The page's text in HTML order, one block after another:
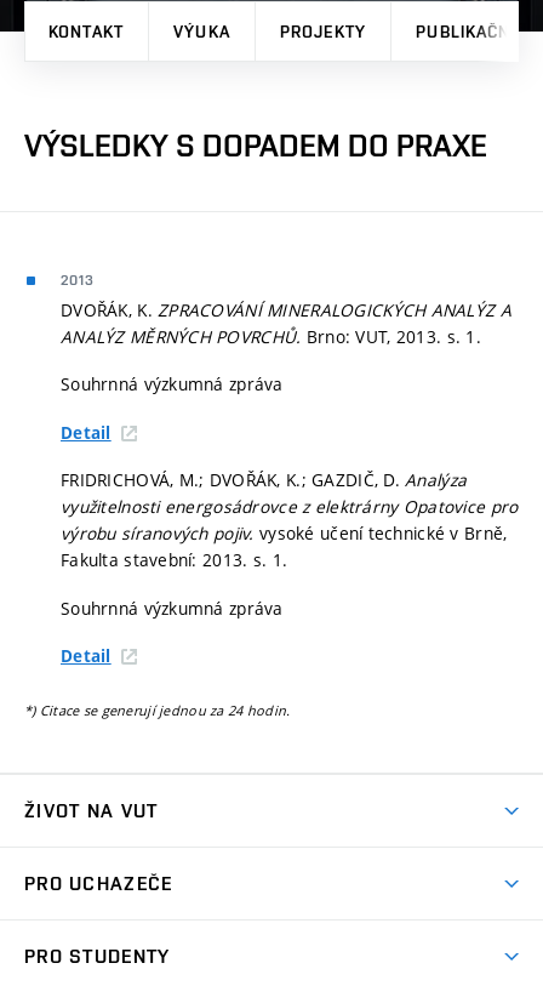
KONTAKT VÝUKA PROJEKTY PUBLIKAČNÍ
VÝSLEDKY S DOPADEM DO PRAXE
2013
DVOŘÁK, K.ZPRACOVÁNÍ MINERALOGICKÝCH ANALÝZ A
ANALÝZ MĚRNÝCH POVRCHŮ. Brno: VUT, 2013. s. 1.
Souhrnná výzkumná zpráva
Detail
FRIDRICHOVÁ, M.; DVOŘÁK, K.; GAZDIČ, D.Analýza
využitelnosti energosádrovce z elektrárny Opatovice pro
výrobu síranových pojiv. vysoké učení technické v Brně,
Fakulta stavební: 2013. s. 1.
Souhrnná výzkumná zpráva
Detail
*) Citace se generují jednou za 24 hodin.
ŽIVOT NA VUT
Koleje
PRO UCHAZEČE
PRO STUDENTY